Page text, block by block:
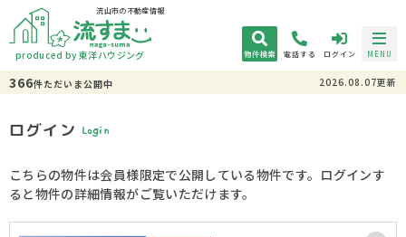
流山市の不動産情報
produced by 東洋ハウジング 物件検索 電話する ログイン MENU
366件ただいま公開中 2026.08.07更新
ログイン Login
こちらの物件は会員様限定で公開している物件です。ログインす
ると物件の詳細情報がご覧いただけます。